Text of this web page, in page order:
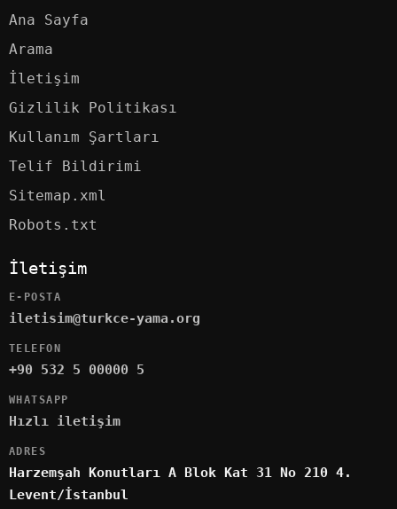
Ana Sayfa
Arama
İletişim
Gizlilik Politikası
Kullanım Şartları
Telif Bildirimi
Sitemap.xml
Robots.txt
İletişim
E-POSTA
iletisim@turkce-yama.org
TELEFON
+90 532 5 00000 5
WHATSAPP
Hızlı iletişim
ADRES
Harzemşah Konutları A Blok Kat 31 No 210 4.
Levent/İstanbul